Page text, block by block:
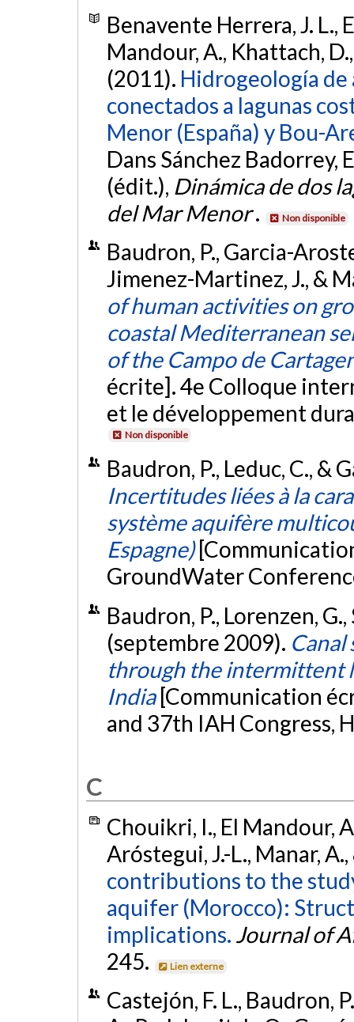
Benavente Herrera, J. L.,
Mandour, A., Khattach,
(2011). Hidrogeología
conectados a lagunas
Menor (España) y Bou-
Dans Sánchez Badorrey,
(édit.), Dinámica de dos
del Mar Menor. Non disponible
Baudron, P., Garcia-
Jimenez-Martinez, J., &
of human activities on
coastal Mediterranean
of the Campo de
écrite]. 4e Colloque
et le développement
Non disponible
Baudron, P., Leduc, C., &
Incertitudes liées à la
système aquifère
Espagne)
GroundWater
Baudron, P., Lorenzen,
(septembre 2009). Canal
through the intermittent
India [Communication
and 37th IAH Congress,
C
Chouikri, I., El Mandour,
Aróstegui, J.-L., Manar,
contributions to the
aquifer (Morocco):
implications. Journal of
245.
Lien externe
Castejón, F. L., Baudron,